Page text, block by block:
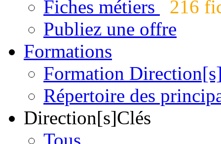
Fiches métiers
216
Publiez une offre
Formations
Formation
Répertoire des
Direction[s]Clés
Tous